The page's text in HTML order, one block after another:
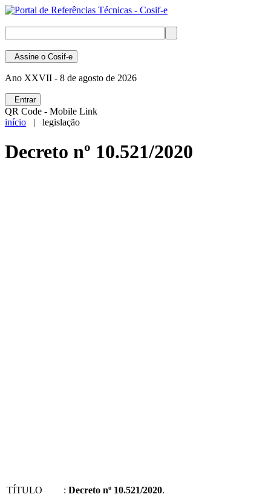
Assine o Cosif-e
Ano XXVII - 8 de agosto de 2026
Entrar
QR Code - Mobile Link
início | legislação
Decreto nº 10.521/2020
TÍTULO : Decreto nº 10.521/2020.